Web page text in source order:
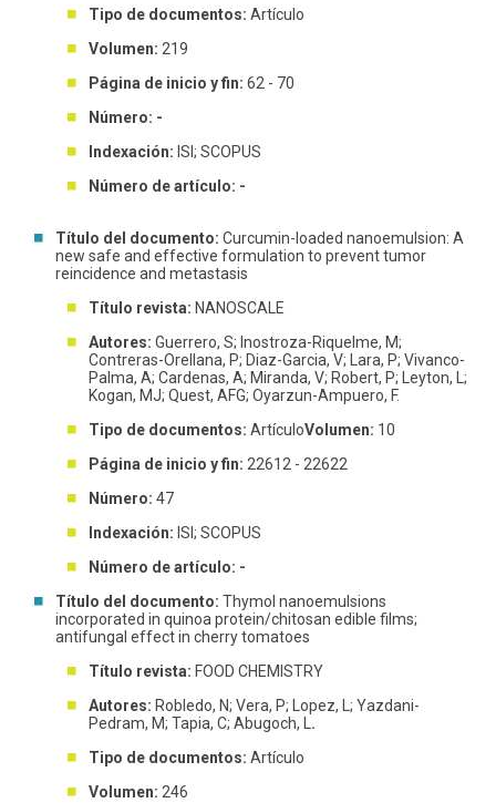
Tipo de documentos: Artículo
Volumen: 219
Página de inicio y fin: 62 - 70
Número: -
Indexación: ISI; SCOPUS
Número de artículo: -
Título del documento: Curcumin-loaded nanoemulsion: A
new safe and effective formulation to prevent tumor
reincidence and metastasis
Título revista: NANOSCALE
Autores: Guerrero, S; Inostroza-Riquelme, M;
Contreras-Orellana, P; Diaz-Garcia, V; Lara, P; Vivanco-
Palma, A; Cardenas, A; Miranda, V; Robert, P; Leyton, L;
Kogan, MJ; Quest, AFG; Oyarzun-Ampuero, F.
Tipo de documentos: ArtículoVolumen: 10
Página de inicio y fin: 22612 - 22622
Número: 47
Indexación: ISI; SCOPUS
Número de artículo: -
Título del documento: Thymol nanoemulsions
incorporated in quinoa protein/chitosan edible films;
antifungal effect in cherry tomatoes
Título revista: FOOD CHEMISTRY
Autores: Robledo, N; Vera, P; Lopez, L; Yazdani-
Pedram, M; Tapia, C; Abugoch, L .
Tipo de documentos: Artículo
Volumen: 246